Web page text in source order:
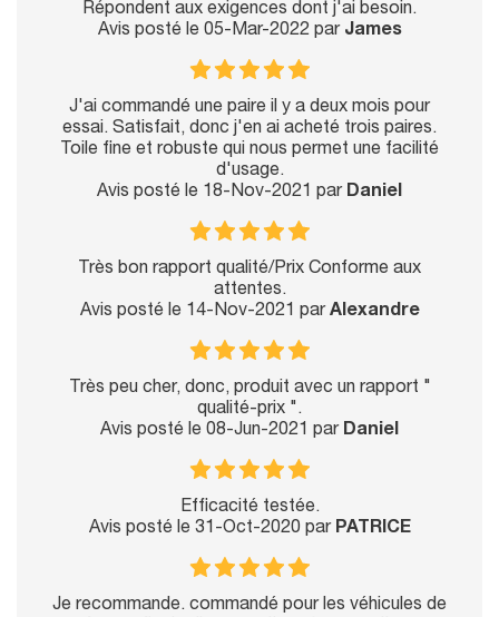
Répondent aux exigences dont j'ai besoin.
Avis posté le 05-Mar-2022 par James
J'ai commandé une paire il y a deux mois pour
essai. Satisfait, donc j'en ai acheté trois paires.
Toile fine et robuste qui nous permet une facilité
d'usage.
Avis posté le 18-Nov-2021 par Daniel
Très bon rapport qualité/Prix Conforme aux
attentes.
Avis posté le 14-Nov-2021 parAlexandre
Très peu cher, donc, produit avec un rapport "
qualité-prix ".
Avis posté le 08-Jun-2021 par Daniel
Efficacité testée.
Avis posté le 31-Oct-2020 par PATRICE
Je recommande. commandé pour les véhicules de